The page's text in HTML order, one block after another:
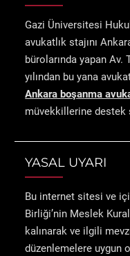
Gazi Üniversitesi
avukatlık stajını
bürolarında yapan Av.
yılından bu yana
Ankara boşanma
müvekkillerine destek
YASAL UYARI
Bu internet sitesi ve
Birliği’nin Meslek
kalınarak ve ilgili
düzenlemelere uygun